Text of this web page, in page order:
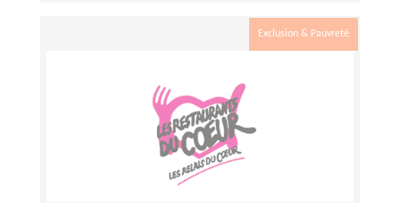
Exclusion & Pauvreté